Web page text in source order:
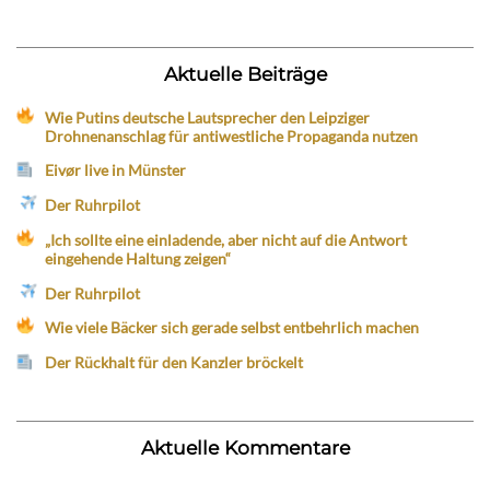
Aktuelle Beiträge
Wie Putins deutsche Lautsprecher den Leipziger
Drohnenanschlag für antiwestliche Propaganda nutzen
Eivør live in Münster
Der Ruhrpilot
„Ich sollte eine einladende, aber nicht auf die Antwort
eingehende Haltung zeigen“
Der Ruhrpilot
Wie viele Bäcker sich gerade selbst entbehrlich machen
Der Rückhalt für den Kanzler bröckelt
Aktuelle Kommentare